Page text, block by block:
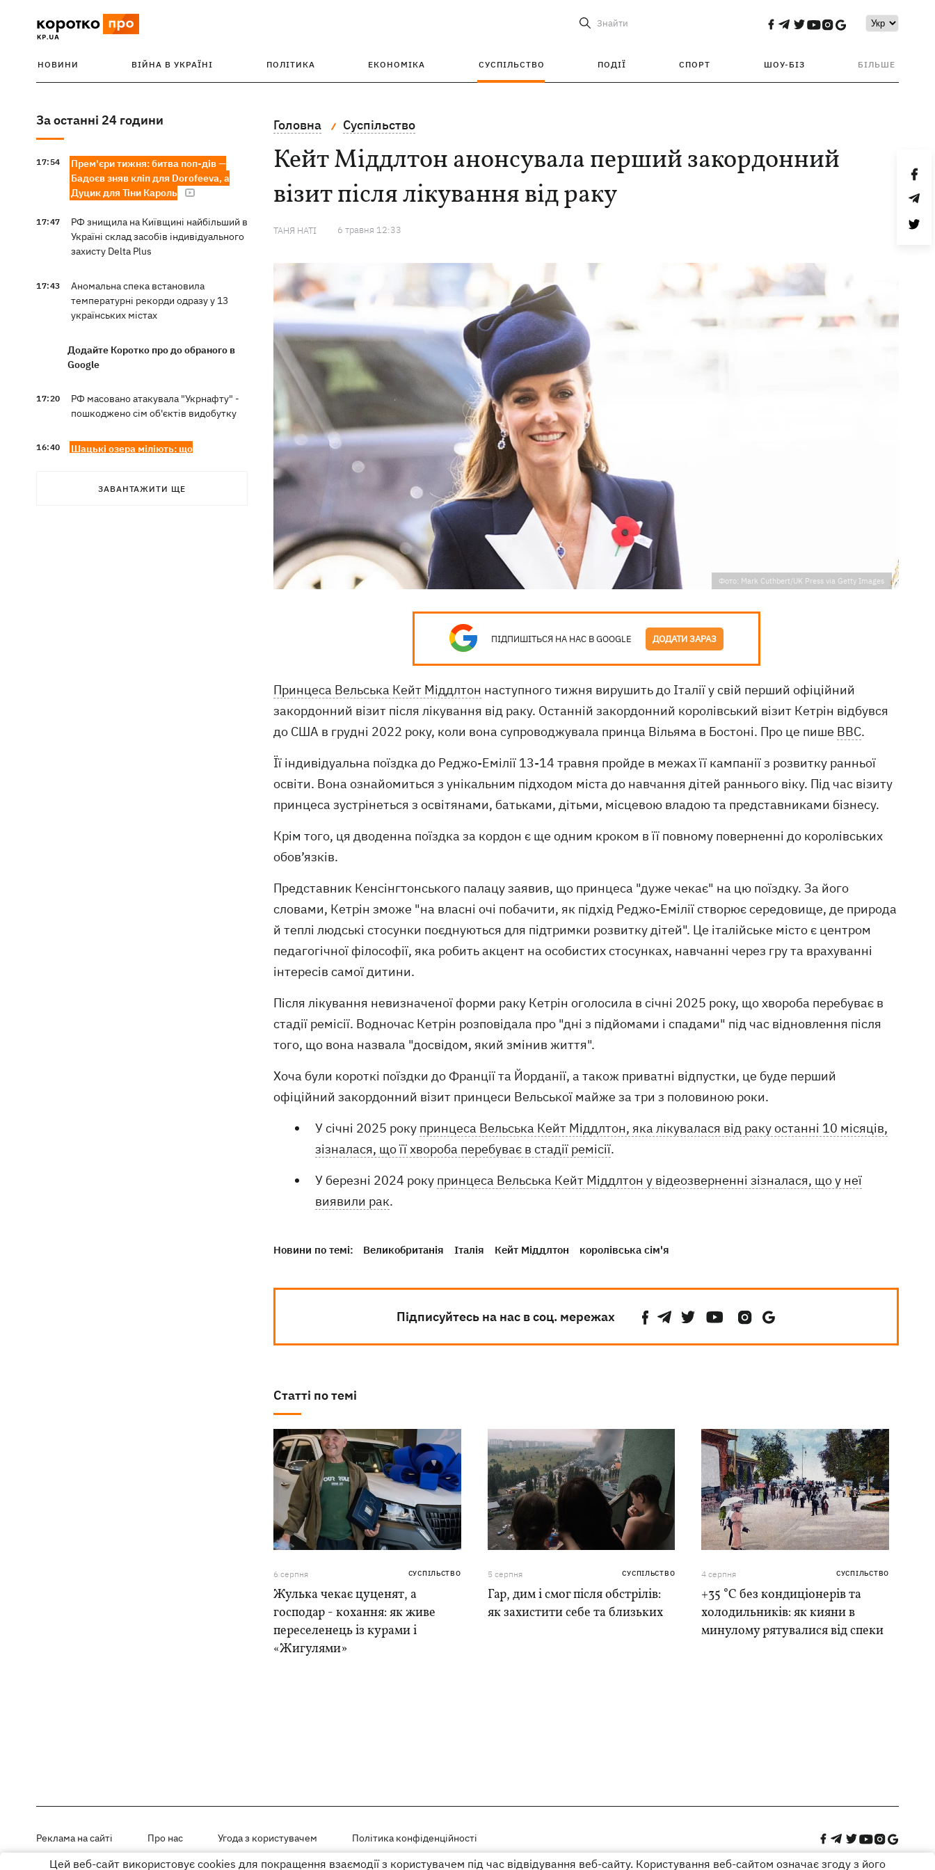
Знайти
НОВИНИ ВІЙНА В УКРАЇНІ ПОЛІТИКА ЕКОНОМІКА СУСПІЛЬСТВО ПОДІЇ СПОРТ ШОУ-БІЗ БІЛЬШЕ
За останні 24 години
17:54
Прем'єри тижня: битва поп-дів —
Бадоєв зняв кліп для Dorofeeva, а
Дуцик для Тіни Кароль
17:47
РФ знищила на Київщині найбільший в
Україні склад засобів індивідуального
захисту Delta Plus
17:43
Аномальна спека встановила
температурні рекорди одразу у 13
українських містах
Додайте Коротко про до обраного в
Google
17:20
РФ масовано атакувала "Укрнафту" -
пошкоджено сім об'єктів видобутку
16:40
Шацькі озера міліють: що
ЗАВАНТАЖИТИ ЩЕ
Головна Суспільство
Кейт Міддлтон анонсувала перший закордонний
візит після лікування від раку
ТАНЯ НАТІ 6 травня 12:33
Фото: Mark Cuthbert/UK Press via Getty Images
ПІДПИШІТЬСЯ НА НАС В GOOGLE ДОДАТИ ЗАРАЗ
Принцеса Вельська Кейт Міддлтон наступного тижня вирушить до Італії у свій перший офіційний
закордонний візит після лікування від раку. Останній закордонний королівський візит Кетрін відбувся
до США в грудні 2022 року, коли вона супроводжувала принца Вільяма в Бостоні. Про це пише BBC.
Її індивідуальна поїздка до Реджо-Емілії 13-14 травня пройде в межах її кампанії з розвитку ранньої
освіти. Вона ознайомиться з унікальним підходом міста до навчання дітей раннього віку. Під час візиту
принцеса зустрінеться з освітянами, батьками, дітьми, місцевою владою та представниками бізнесу.
Крім того, ця дводенна поїздка за кордон є ще одним кроком в її повному поверненні до королівських
обов’язків.
Представник Кенсінгтонського палацу заявив, що принцеса "дуже чекає" на цю поїздку. За його
словами, Кетрін зможе "на власні очі побачити, як підхід Реджо-Емілії створює середовище, де природа
й теплі людські стосунки поєднуються для підтримки розвитку дітей". Це італійське місто є центром
педагогічної філософії, яка робить акцент на особистих стосунках, навчанні через гру та врахуванні
інтересів самої дитини.
Після лікування невизначеної форми раку Кетрін оголосила в січні 2025 року, що хвороба перебуває в
стадії ремісії. Водночас Кетрін розповідала про "дні з підйомами і спадами" під час відновлення після
того, що вона назвала "досвідом, який змінив життя".
Хоча були короткі поїздки до Франції та Йорданії, а також приватні відпустки, це буде перший
офіційний закордонний візит принцеси Вельської майже за три з половиною роки.
У січні 2025 року принцеса Вельська Кейт Міддлтон, яка лікувалася від раку останні 10 місяців,
зізналася, що її хвороба перебуває в стадії ремісії.
У березні 2024 року принцеса Вельська Кейт Міддлтон у відеозверненні зізналася, що у неї
виявили рак.
Новини по темі: Великобританія Італія Кейт Міддлтон королівська сім'я
Підписуйтесь на нас в соц. мережах
Статті по темі
6 серпня СУСПІЛЬСТВО
Жулька чекає цуценят, а
господар - кохання: як живе
переселенець із курами і
«Жигулями»
5 серпня СУСПІЛЬСТВО
Гар, дим і смог після обстрілів:
як захистити себе та близьких
4 серпня СУСПІЛЬСТВО
+35 °C без кондиціонерів та
холодильників: як кияни в
минулому рятувалися від спеки
Реклама на сайті Про нас Угода з користувачем Політика конфіденційності
Матеріали під рубриками «Новини компанії», «PR» і «Факт» розміщені на правах реклами
Цей веб-сайт використовує cookies для покращення взаємодії з користувачем під час відвідування веб-сайту. Користування веб-сайтом означає згоду з його